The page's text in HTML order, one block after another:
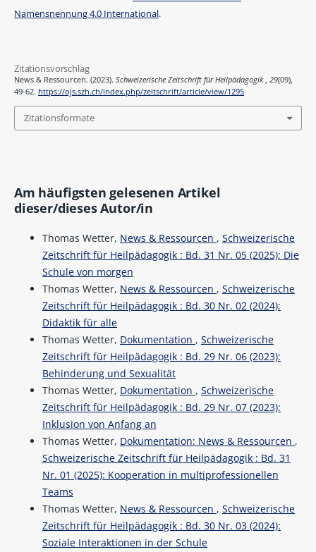
Namensnennung 4.0 International.
Zitationsvorschlag
News & Ressourcen. (2023). Schweizerische Zeitschrift für Heilpädagogik , 29(09),
49-62. https://ojs.szh.ch/index.php/zeitschrift/article/view/1295
Zitationsformate
Am häufigsten gelesenen Artikel
dieser/dieses Autor/in
Thomas Wetter, News & Ressourcen , Schweizerische
Zeitschrift für Heilpädagogik : Bd. 31 Nr. 05 (2025): Die
Schule von morgen
Thomas Wetter, News & Ressourcen , Schweizerische
Zeitschrift für Heilpädagogik : Bd. 30 Nr. 02 (2024):
Didaktik für alle
Thomas Wetter, Dokumentation , Schweizerische
Zeitschrift für Heilpädagogik : Bd. 29 Nr. 06 (2023):
Behinderung und Sexualität
Thomas Wetter, Dokumentation , Schweizerische
Zeitschrift für Heilpädagogik : Bd. 29 Nr. 07 (2023):
Inklusion von Anfang an
Thomas Wetter, Dokumentation: News & Ressourcen ,
Schweizerische Zeitschrift für Heilpädagogik : Bd. 31
Nr. 01 (2025): Kooperation in multiprofessionellen
Teams
Thomas Wetter, News & Ressourcen , Schweizerische
Zeitschrift für Heilpädagogik : Bd. 30 Nr. 03 (2024):
Soziale Interaktionen in der Schule